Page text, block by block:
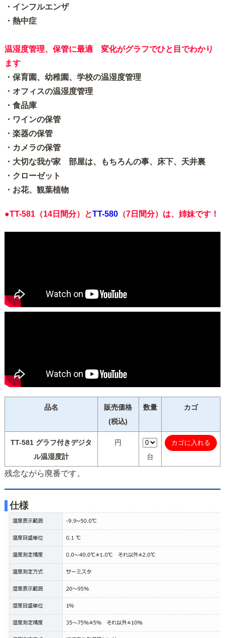
・インフルエンザ
・熱中症
温湿度管理、保管に最適 変化がグラフでひと目でわかり
ます
・保育園、幼稚園、学校の温湿度管理
・オフィスの温湿度管理
・食品庫
・ワインの保管
・楽器の保管
・カメラの保管
・大切な我が家 部屋は、もちろんの事、床下、天井裏
・クローゼット
・お花、観葉植物
●TT-581（14日間分）とTT-580（7日間分）は、姉妹です！
品名
販売価格
(税込)
数量 カゴ
TT-581 グラフ付きデジタ
ル温湿度計
円
台
残念ながら廃番です。
仕様